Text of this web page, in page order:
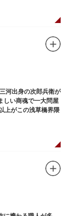
河出身の次郎兵衛が
しい商魂で一大問屋
上がこの浅草橋界隈